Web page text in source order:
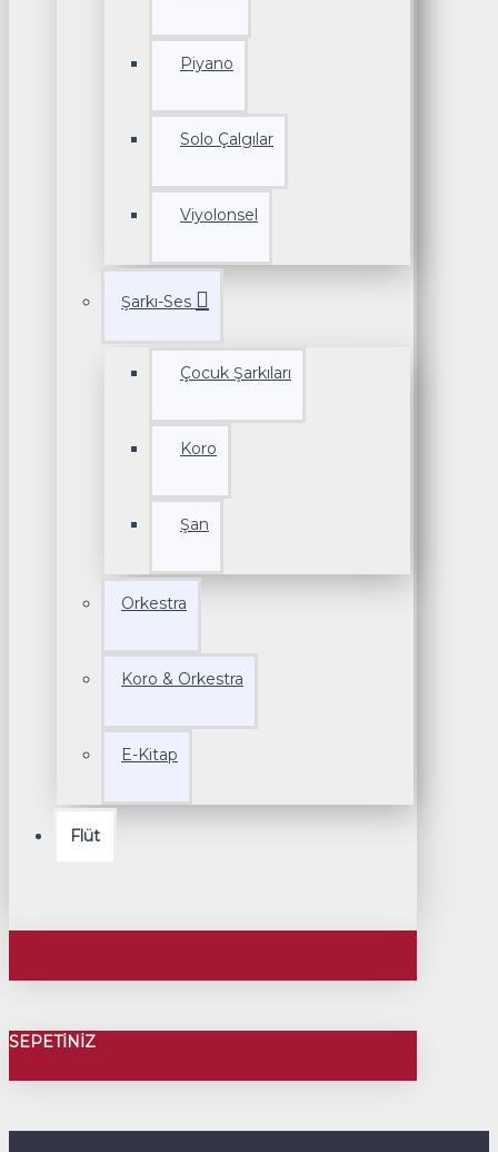
Piyano
Solo Çalgılar
Viyolonsel
Şarkı-Ses
Çocuk Şarkıları
Koro
Şan
Orkestra
Koro & Orkestra
E-Kitap
Flüt
SEPETINIZ